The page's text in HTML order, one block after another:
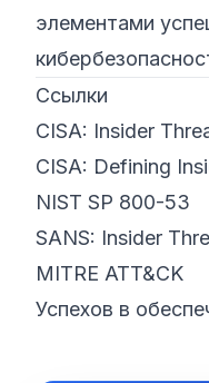
элементами
Ссылки
CISA: Insider
CISA: Defining
NIST SP 800-53
SANS: Insider
MITRE ATT&CK
Успехов в